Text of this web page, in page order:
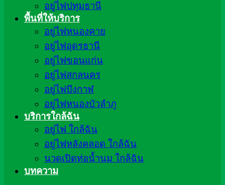
อยู่ไฟปทุมธานี
พื้นที่ให้บริการ
อยู่ไฟหนองคาย
อยู่ไฟอุดรธานี
อยู่ไฟขอนแก่น
อยู่ไฟสกลนคร
อยู่ไฟบึงกาฬ
อยู่ไฟหนองบัวลำภู
บริการใกล้ฉัน
อยู่ไฟ ใกล้ฉัน
อยู่ไฟหลังคลอด ใกล้ฉัน
นวดเปิดท่อน้ำนม ใกล้ฉัน
บทความ